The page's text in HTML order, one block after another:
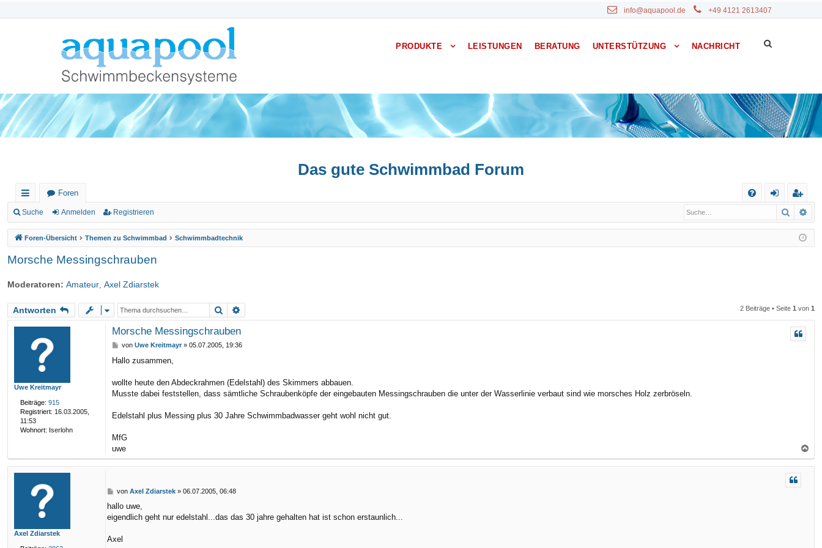
info@aquapool.de +49 4121 2613407
PRODUKTE LEISTUNGEN BERATUNG UNTERSTÜTZUNG NACHRICHT
Das gute Schwimmbad Forum
ch
ne
llz
riff
Foren
A
Q
m
el
eg
ist
rie
Suche Anmelden Registrieren Suche
Foren-Übersicht Themen zu Schwimmbad Schwimmbadtechnik
Morsche Messingschrauben
Moderatoren: Amateur Axel Zdiarstek
Antworten Suche 2 Beiträge • Seite 1 von 1
Uwe Kreitmayr
Beiträge: 915
Registriert: 16.03.2005,
11:53
Wohnort: Iserlohn
Morsche Messingschrauben
B
i
r
von Uwe Kreitmayr» 05.07.2005, 19:36
Hallo zusammen,
wollte heute den Abdeckrahmen (Edelstahl) des Skimmers abbauen.
Musste dabei feststellen, dass sämtliche Schraubenköpfe der eingebauten Messingschrauben die unter der Wasserlinie verbaut sind wie morsches Holz zerbröseln.
Edelstahl plus Messing plus 30 Jahre Schwimmbadwasser geht wohl nicht gut.
MfG
uwe
a
Axel Zdiarstek
B
i
t
a
von Axel Zdiarstek» 06.07.2005, 06:48
hallo uwe,
eigendlich geht nur edelstahl...das das 30 jahre gehalten hat ist schon erstaunlich...
Axel